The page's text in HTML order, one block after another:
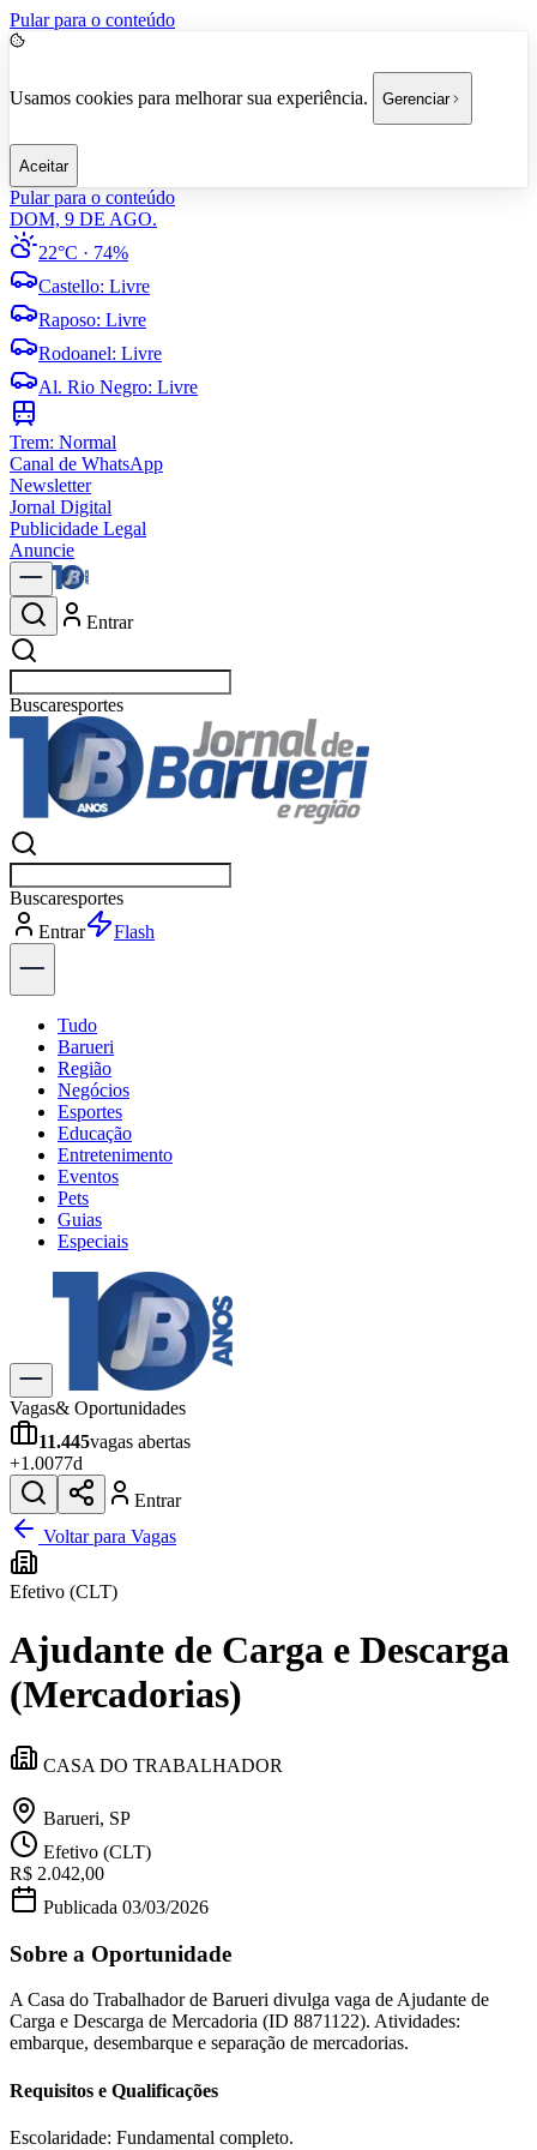
Pular para o conteúdo
Usamos cookies para melhorar sua experiência. Gerenciar
Aceitar
Pular para o conteúdo
DOM, 9 DE AGO.
22°C · 74%
Castello: Livre
Raposo: Livre
Rodoanel: Livre
Al. Rio Negro: Livre
Trem: Normal
Canal de WhatsApp
Newsletter
Jornal Digital
Publicidade Legal
Anuncie
Entrar
Buscarpolíti
Buscarpolíti
Entrar
Flash
Tudo
Barueri
Região
Negócios
Esportes
Educação
Entretenimento
Eventos
Pets
Guias
Especiais
Explore Tudo
Últimas Notícias
Previsão do Tempo
Trânsito e Rotas
Dia a Dia & Lazer
Gastronomia
Cinema & Shows
Jogos
Novo
Para Sua Empresa
Cadastrar Empresa
Publicidade Legal
Política
Eleições
Segurança
Meio Ambiente
Obras
Educação
Bairros de Barueri
Selecione sua regiãoPara notícias da sua região
AldeiaAldeia da SerraAldeia de BarueriAlphavilleBairro
Jubran BelvalBethavilleBoa
VistaCalifórniaCarapicuíbaCentroChácaras MarcoCidades da
MilitarItapevi JandiraJardim Audir
EsperançaJardim GrazielaJardim Iracema
Vagas& Oportunidades
11.445vagas abertas
+1.0077d
Entrar
Voltar para Vagas
Efetivo (CLT)
Ajudante de Carga e Descarga
(Mercadorias)
CASA DO TRABALHADOR
Barueri, SP
Efetivo (CLT)
R$ 2.042,00
Publicada 03/03/2026
Sobre a Oportunidade
A Casa do Trabalhador de Barueri divulga vaga de Ajudante de
Carga e Descarga de Mercadoria (ID 8871122). Atividades:
embarque, desembarque e separação de mercadorias.
Requisitos e Qualificações
Escolaridade: Fundamental completo.